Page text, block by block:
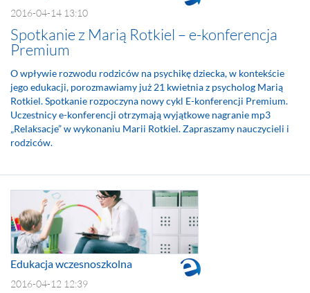
2016-04-14 13:10
Spotkanie z Marią Rotkiel – e-konferencja
Premium
O wpływie rozwodu rodziców na psychikę dziecka, w kontekście
jego edukacji, porozmawiamy już 21 kwietnia z psycholog Marią
Rotkiel. Spotkanie rozpoczyna nowy cykl E-konferencji Premium.
Uczestnicy e-konferencji otrzymają wyjątkowe nagranie mp3
„Relaksacje” w wykonaniu Marii Rotkiel. Zapraszamy nauczycieli i
rodziców.
Edukacja wczesnoszkolna
2016-04-12 12:39